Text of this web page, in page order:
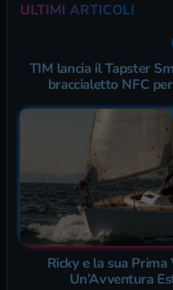
ULTIMI ARTICOLI
TIM lancia il Tapster
braccialetto NFC
Ricky e la sua
Un’Avventura